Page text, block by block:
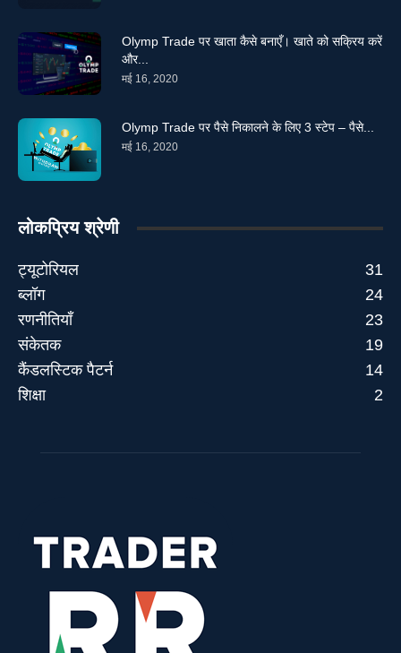
Olymp Trade पर खाता कैसे बनाएँ। खाते को सक्रिय करें
और...
मई 16, 2020
Olymp Trade पर पैसे निकालने के लिए 3 स्टेप – पैसे...
मई 16, 2020
लोकप्रिय श्रेणी
ट्यूटोरियल
31
ब्लॉग
24
रणनीतियाँ
23
संकेतक
19
कैंडलस्टिक पैटर्न
14
शिक्षा
2